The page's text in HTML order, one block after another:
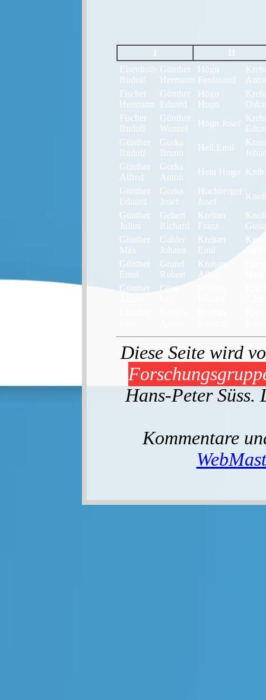
I
II
Eisenkolb
Rudolf
Günther
Hermann
Högn
Ferdinand
Fischer
Hermann
Günther
Eduard
Högn
Hugo
Fischer
Rudolf
Günther
Wenzel
Högn Josef
Günther
Rudolf
Gorka
Bruno
Hell Emil
Günther
Alfred
Gorka
Anton
Hein Hugo
Knib
Günther
Eduard
Gorka
Josef
Hochberger
Josef
Günther
Julius
Gebert
Richard
Krehan
Franz
Knoll
Günther
Max
Gahler
Johann
Krehan
Emil
Günther
Ernst
Grund
Robert
Krehan
Albin
Günther
Günl
Diese Seite wird
Hans-Peter Süss.
Kommentare